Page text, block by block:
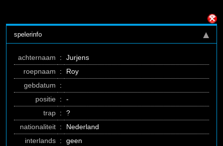
spelerinfo
achternaam :
Jurjens
roepnaam
:
Roy
gebdatum
:
positie :
-
trap :
?
nationaliteit :
Nederland
interlands :
geen